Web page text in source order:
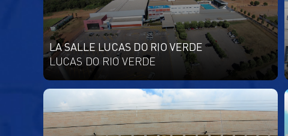
LA SALLE LUCAS DO RIO VERDE
LUCAS DO RIO VERDE